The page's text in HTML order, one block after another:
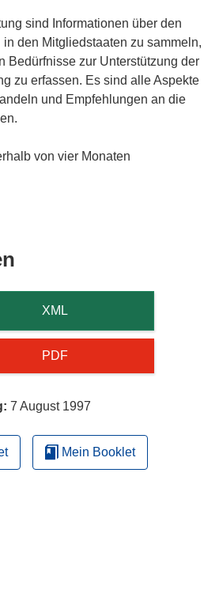
sind Informationen über den
den Mitgliedstaaten zu sammeln,
Bedürfnisse zur Unterstützung der
zu erfassen. Es sind alle Aspekte
und Empfehlungen an die
von vier Monaten
der
Seite
herunterladen
XML
PDF
7 August 1997
Mein Booklet